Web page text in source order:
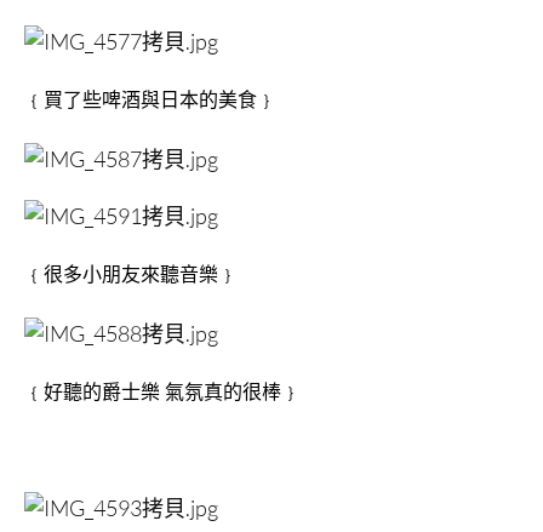
﹛買了些啤酒與日本的美食﹜
﹛很多小朋友來聽音樂﹜
﹛好聽的爵士樂 氣氛真的很棒﹜